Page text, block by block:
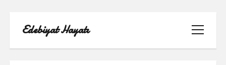
Edebiyat Hayatı
menüyü
aç